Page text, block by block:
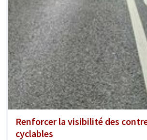
Renforcer la visibilité des
cyclables